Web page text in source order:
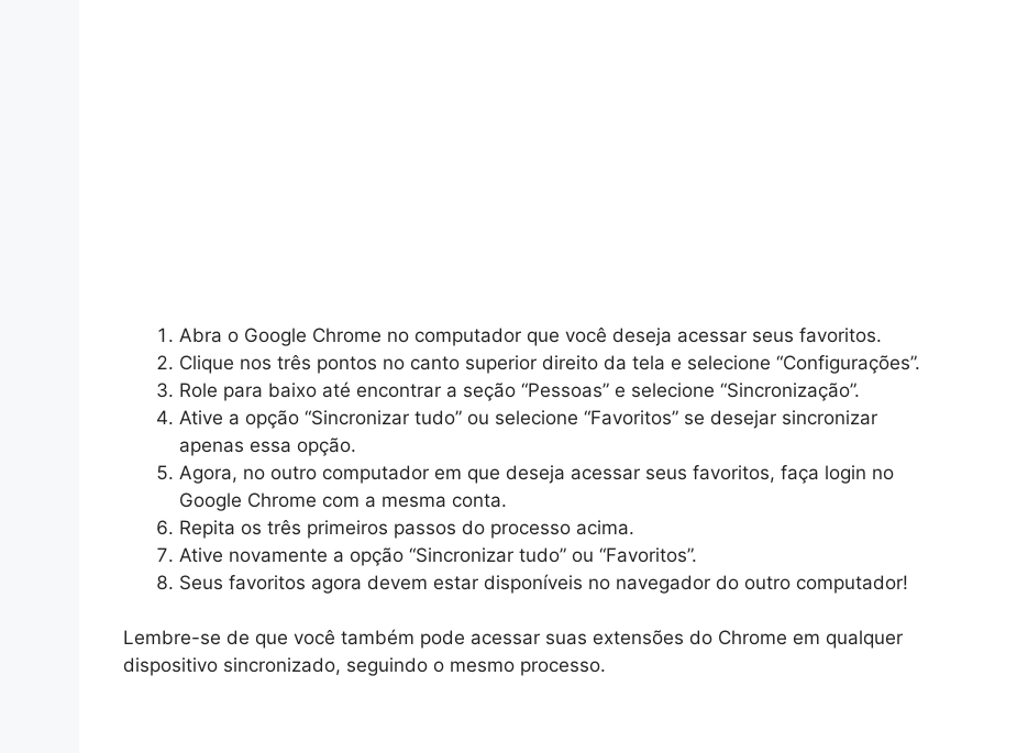
Abra o Google Chrome no computador que você deseja acessar seus favoritos.
Clique nos três pontos no canto superior direito da tela e selecione “Configurações”.
Role para baixo até encontrar a seção “Pessoas” e selecione “Sincronização”.
Ative a opção “Sincronizar tudo” ou selecione “Favoritos” se desejar sincronizar
apenas essa opção.
Agora, no outro computador em que deseja acessar seus favoritos, faça login no
Google Chrome com a mesma conta.
Repita os três primeiros passos do processo acima.
Ative novamente a opção “Sincronizar tudo” ou “Favoritos”.
Seus favoritos agora devem estar disponíveis no navegador do outro computador!
Lembre-se de que você também pode acessar suas extensões do Chrome em qualquer
dispositivo sincronizado, seguindo o mesmo processo.